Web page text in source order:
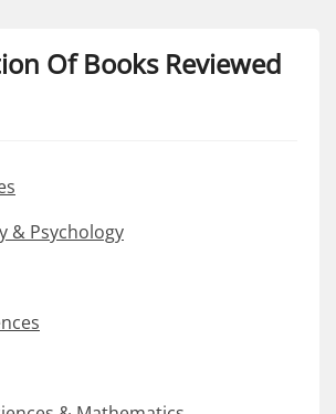
Of Books Reviewed
& Psychology